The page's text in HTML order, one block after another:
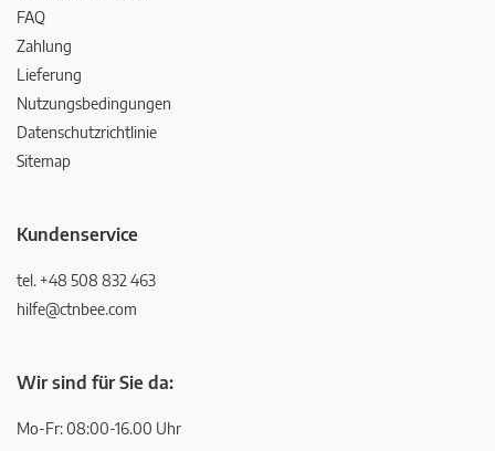
FAQ
Zahlung
Lieferung
Nutzungsbedingungen
Datenschutzrichtlinie
Sitemap
Kundenservice
tel. +48 508 832 463
hilfe@ctnbee.com
Wir sind für Sie da:
Mo-Fr: 08:00-16.00 Uhr